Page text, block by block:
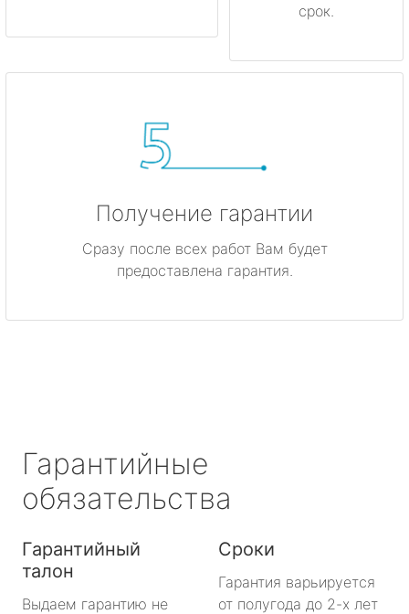
срок.
Получение гарантии
Сразу после всех работ Вам будет
предоставлена гарантия.
Гарантийные
обязательства
Гарантийный
талон
Выдаем гарантию не
Сроки
Гарантия варьируется
от полугода до 2-х лет